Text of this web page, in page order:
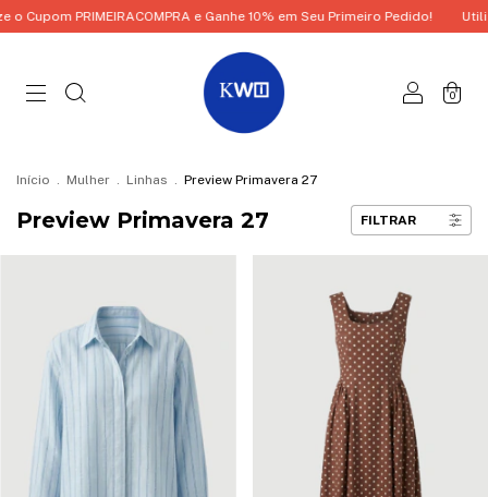
e Ganhe 10% em Seu Primeiro Pedido! Utilize o Cupom
0
Início . Mulher . Linhas . Preview Primavera 27
Preview Primavera 27 FILTRAR